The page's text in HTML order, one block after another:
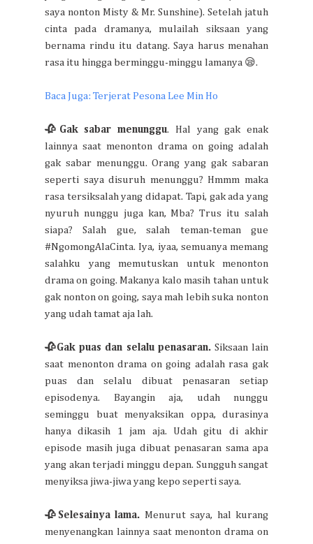
saya nonton Misty & Mr. Sunshine). Setelah jatuh
cinta pada dramanya, mulailah siksaan yang
bernama rindu itu datang. Saya harus menahan
rasa itu hingga berminggu-minggu lamanya 😪.
Baca Juga: Terjerat Pesona Lee Min Ho
🥀Gak sabar menunggu. Hal yang gak enak
lainnya saat menonton drama on going adalah
gak sabar menunggu. Orang yang gak sabaran
seperti saya disuruh menunggu? Hmmm maka
rasa tersiksalah yang didapat. Tapi, gak ada yang
nyuruh nunggu juga kan, Mba? Trus itu salah
siapa? Salah gue, salah teman-teman gue
#NgomongAlaCinta. Iya, iyaa, semuanya memang
salahku yang memutuskan untuk menonton
drama on going. Makanya kalo masih tahan untuk
gak nonton on going, saya mah lebih suka nonton
yang udah tamat aja lah.
🥀Gak puas dan selalu penasaran. Siksaan lain
saat menonton drama on going adalah rasa gak
puas dan selalu dibuat penasaran setiap
episodenya. Bayangin aja, udah nunggu
seminggu buat menyaksikan oppa, durasinya
hanya dikasih 1 jam aja. Udah gitu di akhir
episode masih juga dibuat penasaran sama apa
yang akan terjadi minggu depan. Sungguh sangat
menyiksa jiwa-jiwa yang kepo seperti saya.
🥀Selesainya lama. Menurut saya, hal kurang
menyenangkan lainnya saat menonton drama on